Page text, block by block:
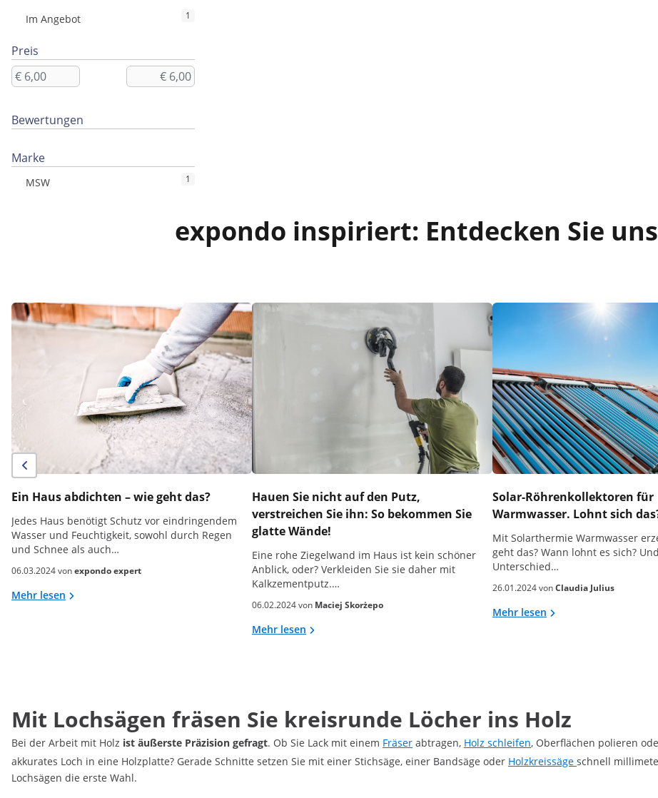
Im Angebot 1
Preis
Bewertungen
Marke
MSW 1
expondo inspiriert: Entdecken Sie
Ein Haus abdichten – wie geht das?
Jedes Haus benötigt Schutz vor eindringendem
Wasser und Feuchtigkeit, sowohl durch Regen
und Schnee als auch…
06.03.2024 vonexpondo expert
Mehr lesen
Hauen Sie nicht auf den Putz,
verstreichen Sie ihn: So bekommen Sie
glatte Wände!
Eine rohe Ziegelwand im Haus ist kein schöner
Anblick, oder? Verkleiden Sie sie daher mit
Kalkzementputz.…
06.02.2024 von Maciej Skorżepo
Mehr lesen
Solar-Röhrenkollektoren für
Warmwasser. Lohnt sich
Mit Solarthermie Warmwasser
geht das? Wann lohnt es sich?
Unterschied…
26.01.2024 vonClaudia Julius
Mehr lesen
Mit Lochsägen fräsen Sie kreisrunde Löcher ins Holz
Bei der Arbeit mit Holz ist äußerste Präzision gefragt. Ob Sie Lack mit einem Fräser abtragen, Holz schleifen, Oberflächen polieren
akkurates Loch in eine Holzplatte? Gerade Schnitte setzen Sie mit einer Stichsäge, einer Bandsäge oder Holzkreissäge schnell
Lochsägen die erste Wahl.